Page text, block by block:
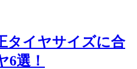
タイヤサイズに合
6選！